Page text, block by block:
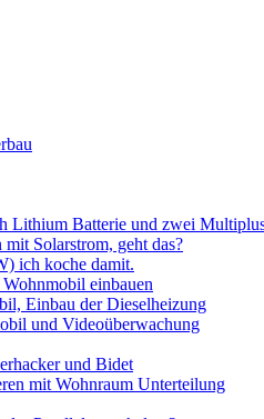
Lithium Batterie und zwei
Solarstrom, geht das?
ich koche damit.
einbauen
Einbau der Dieselheizung
und Videoüberwachung
und Bidet
mit Wohnraum Unterteilung